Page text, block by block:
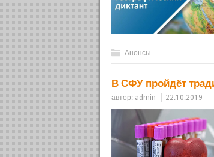
Анонсы
В СФУ пройдёт
автор: admin
22.10.2019